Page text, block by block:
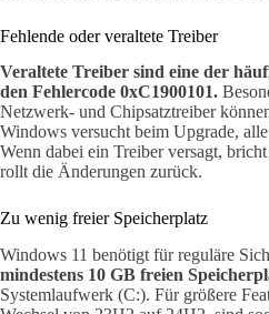
Fehlende oder veraltete Treiber
Veraltete Treiber sind eine der
den Fehlercode 0xC1900101.
Netzwerk- und Chipsatztreiber
Windows versucht beim Upgrade,
Wenn dabei ein Treiber versagt,
rollt die Änderungen zurück.
Zu wenig freier Speicherplatz
Windows 11 benötigt für reguläre
mindestens 10 GB freien
Systemlaufwerk (C:). Für größere